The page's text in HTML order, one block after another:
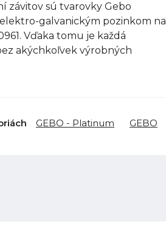
závitov sú tvarovky Gebo
galvanickým pozinkom na
Vďaka tomu je každá
akýchkoľvek výrobných
GEBO - Platinum GEBO